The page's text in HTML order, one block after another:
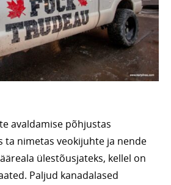
avaldamise põhjustas
ta nimetas veokijuhte ja nende
ülestõusjateks, kellel on
Paljud kanadalased